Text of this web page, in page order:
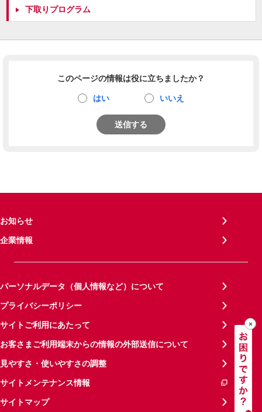
下取りプログラム
このページの情報は役に立ちましたか？
はい いいえ
送信する
お知らせ
企業情報
パーソナルデータ（個人情報など）について
プライバシーポリシー
サイトご利用にあたって
お客さまご利用端末からの情報の外部送信について
見やすさ・使いやすさの調整
サイトメンテナンス情報
サイトマップ